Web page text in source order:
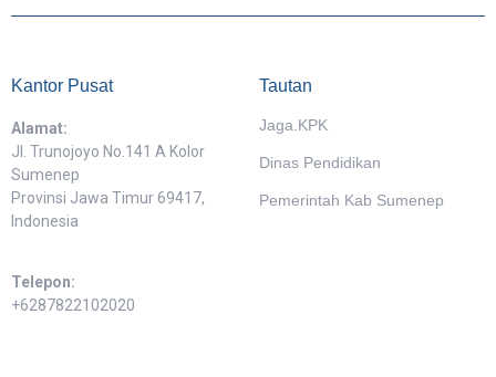
Kantor Pusat
Alamat:
Jl. Trunojoyo No.141 A Kolor
Sumenep
Provinsi Jawa Timur 69417,
Indonesia
Telepon:
+6287822102020
Tautan
Jaga.KPK
Dinas Pendidikan
Pemerintah Kab Sumenep